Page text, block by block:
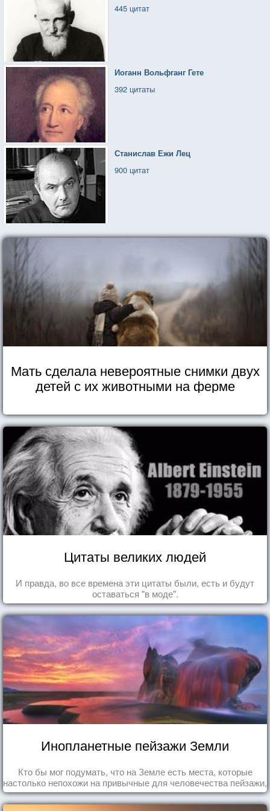
445 цитат
Иоганн Вольфганг Гете
392 цитаты
Станислав Ежи Лец
900 цитат
Мать сделала невероятные снимки двух
детей с их животными на ферме
Цитаты великих людей
И правда, во все времена эти цитаты были, есть и будут
оставаться "в моде".
Инопланетные пейзажи Земли
Кто бы мог подумать, что на Земле есть места, которые
настолько непохожи на привычные для человечества пейзажи,
что кажутся и вовсе инопланетными!